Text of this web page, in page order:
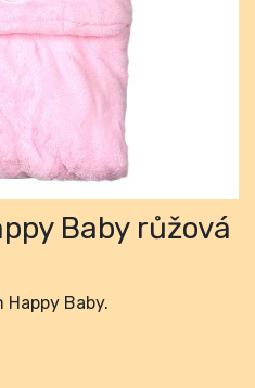
Baby růžová
Baby.